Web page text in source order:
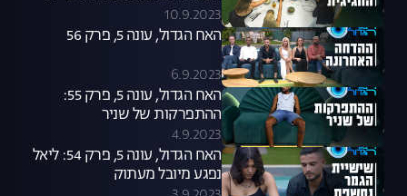
הגמר
10.9.2023
האח הגדול, עונה 5, פרק 56
6.9.2023
האח הגדול, עונה 5, פרק 55:
ההתפרקות של שניר
4.9.2023
האח הגדול, עונה 5, פרק 54: ליאל
נפגע מיובל מעתוק